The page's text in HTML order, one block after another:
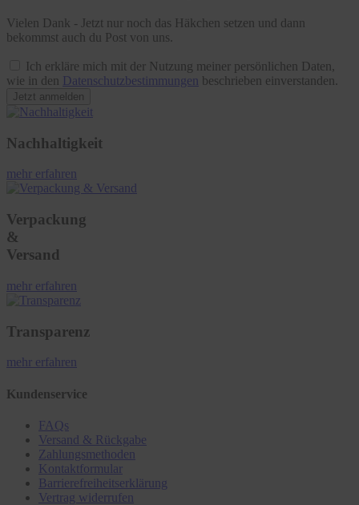
Vielen Dank - Jetzt nur noch das Häkchen setzen und dann
bekommst auch du Post von uns.
Ich erkläre mich mit der Nutzung meiner persönlichen Daten,
wie in den Datenschutzbestimmungen beschrieben einverstanden.
Jetzt anmelden
Nachhaltigkeit
mehr erfahren
Verpackung
&
Versand
mehr erfahren
Transparenz
mehr erfahren
Kundenservice
FAQs
Versand & Rückgabe
Zahlungsmethoden
Kontaktformular
Barrierefreiheitserklärung
Vertrag widerrufen